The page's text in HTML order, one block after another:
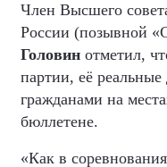
Член Высшего
России (позывной
Головин отметил,
партии, её
гражданами на
бюллетене.
«Как в